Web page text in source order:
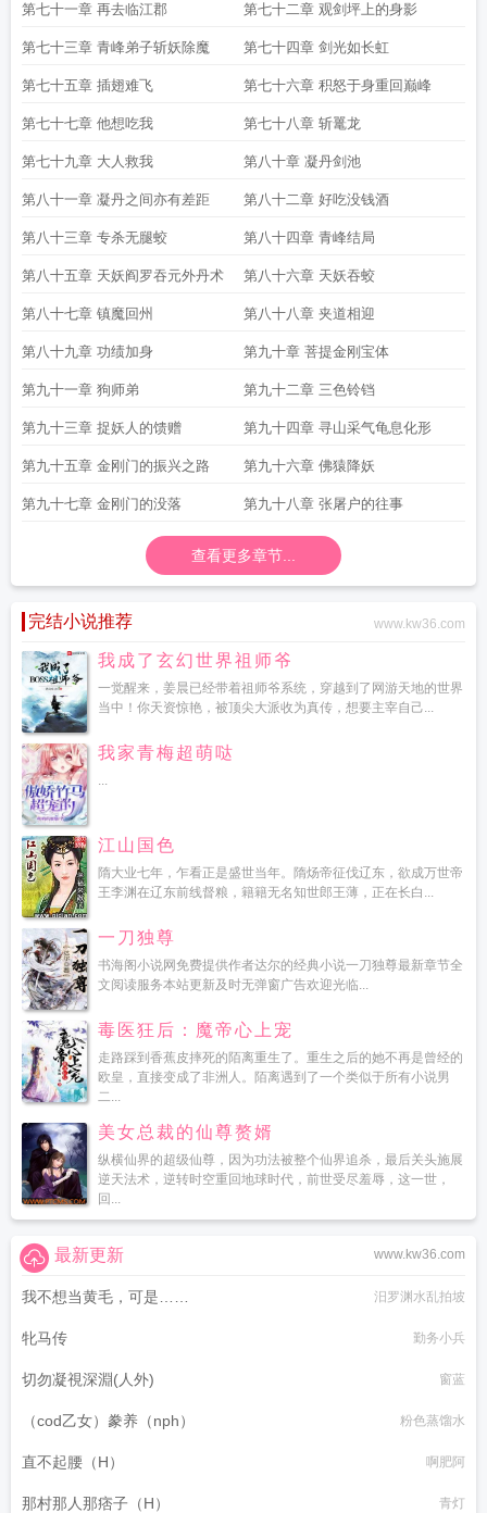
第七十一章 再去临江郡 第七十二章 观剑坪上的身影
第七十三章 青峰弟子斩妖除魔 第七十四章 剑光如长虹
第七十五章 插翅难飞 第七十六章 积怒于身重回巅峰
第七十七章 他想吃我 第七十八章 斩鼍龙
第七十九章 大人救我 第八十章 凝丹剑池
第八十一章 凝丹之间亦有差距 第八十二章 好吃没钱酒
第八十三章 专杀无腿蛟 第八十四章 青峰结局
第八十五章 天妖阎罗吞元外丹术 第八十六章 天妖吞蛟
第八十七章 镇魔回州 第八十八章 夹道相迎
第八十九章 功绩加身 第九十章 菩提金刚宝体
第九十一章 狗师弟 第九十二章 三色铃铛
第九十三章 捉妖人的馈赠 第九十四章 寻山采气龟息化形
第九十五章 金刚门的振兴之路 第九十六章 佛猿降妖
第九十七章 金刚门的没落 第九十八章 张屠户的往事
查看更多章节...
完结小说推荐 www.kw36.com
我成了玄幻世界祖师爷
一觉醒来，姜晨已经带着祖师爷系统，穿越到了网游天地的世界
当中！你天资惊艳，被顶尖大派收为真传，想要主宰自己...
我家青梅超萌哒
...
江山国色
隋大业七年，乍看正是盛世当年。隋炀帝征伐辽东，欲成万世帝
王李渊在辽东前线督粮，籍籍无名知世郎王薄，正在长白...
一刀独尊
书海阁小说网免费提供作者达尔的经典小说一刀独尊最新章节全
文阅读服务本站更新及时无弹窗广告欢迎光临...
毒医狂后：魔帝心上宠
走路踩到香蕉皮摔死的陌离重生了。重生之后的她不再是曾经的
欧皇，直接变成了非洲人。陌离遇到了一个类似于所有小说男
二...
美女总裁的仙尊赘婿
纵横仙界的超级仙尊，因为功法被整个仙界追杀，最后关头施展
逆天法术，逆转时空重回地球时代，前世受尽羞辱，这一世，
回...
www.kw36.com
最新更新
我不想当黄毛，可是…… 汨罗渊水乱拍坡
牝马传 勤务小兵
切勿凝視深淵(人外) 窗蓝
（cod乙女）豢养（nph） 粉色蒸馏水
直不起腰（H） 啊肥阿
那村那人那痞子（H） 青灯